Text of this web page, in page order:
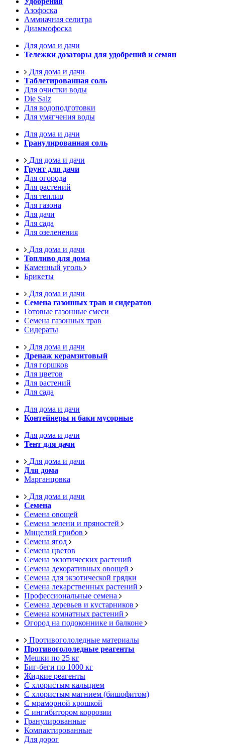
Азофоска
Аммиачная селитра
Диаммофоска
Для дома и дачи
Тележки дозаторы для удобрений и семян
Для дома и дачи
Таблетированная соль
Для очистки воды
Die Salz
Для водоподготовки
Для умягчения воды
Для дома и дачи
Гранулированная соль
Для дома и дачи
Грунт для дачи
Для огорода
Для растений
Для теплиц
Для газона
Для дачи
Для сада
Для озеленения
Для дома и дачи
Топливо для дома
Каменный уголь
Брикеты
Для дома и дачи
Семена газонных трав и сидератов
Готовые газонные смеси
Семена газонных трав
Сидераты
Для дома и дачи
Дренаж керамзитовый
Для горшков
Для цветов
Для растений
Для сада
Для дома и дачи
Контейнеры и баки мусорные
Для дома и дачи
Тент для дачи
Для дома и дачи
Для дома
Марганцовка
Для дома и дачи
Семена
Семена овощей
Семена зелени и пряностей
Мицелий грибов
Семена ягод
Семена цветов
Семена экзотических растений
Семена декоративных овощей
Семена для экзотической грядки
Семена лекарственных растений
Профессиональные семена
Семена деревьев и кустарников
Семена комнатных растений
Огород на подоконнике и балконе
Противогололедные материалы
Противогололедные реагенты
Мешки по 25 кг
Биг-беги по 1000 кг
Жидкие реагенты
С хлористым кальцием
С хлористым магнием (бишофитом)
С мраморной крошкой
С ингибитором коррозии
Гранулированные
Компактированные
Для дорог